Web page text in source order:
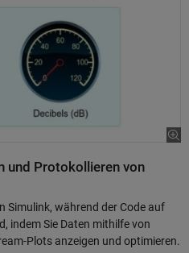
und Protokollieren von
Simulink, während der Code auf
indem Sie Daten mithilfe von
Plots anzeigen und optimieren.